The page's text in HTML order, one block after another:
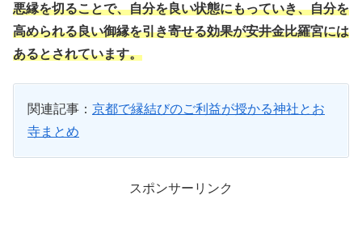
悪縁を切ることで、自分を良い状態にもっていき、自分を
高められる良い御縁を引き寄せる効果が安井金比羅宮には
あるとされています。
関連記事： 京都で縁結びのご利益が授かる神社とお
寺まとめ
スポンサーリンク